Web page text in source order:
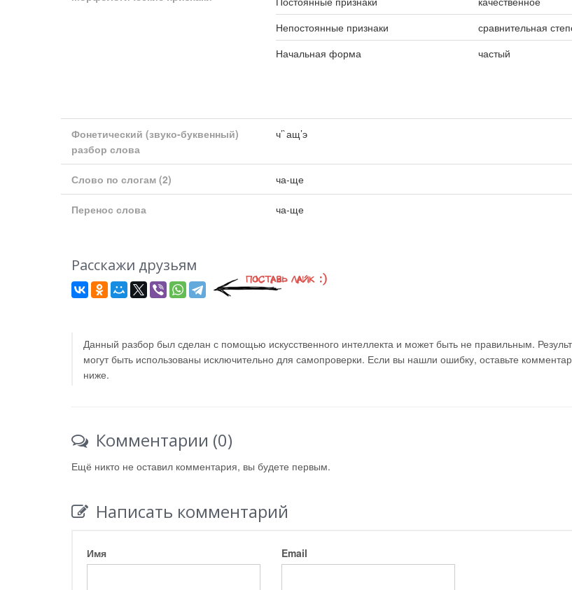
Непостоянные признаки
сравнительная
Начальная форма
частый
Фонетический (звуко-буквенный)
разбор слова
ч’`ащ’э
Слово по слогам (2) ча-ще
Перенос слова ча-ще
Расскажи друзьям
Данный разбор был сделан с помощью искусственного интеллекта и может быть не правильным.
могут быть использованы исключительно для самопроверки. Если вы нашли ошибку, оставьте
ниже.
Комментарии (0)
Ещё никто не оставил комментария, вы будете первым.
Написать комментарий
Имя Email